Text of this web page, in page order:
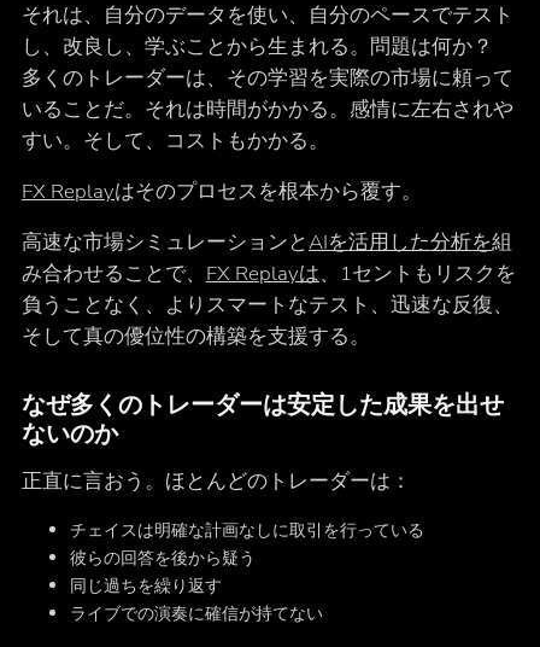
それは、自分のデータを使い、自分のペースでテスト
し、改良し、学ぶことから生まれる。問題は何か？
多くのトレーダーは、その学習を実際の市場に頼って
いることだ。それは時間がかかる。感情に左右されや
すい。そして、コストもかかる。
FX Replayはそのプロセスを根本から覆す。
高速な市場シミュレーションとAIを活用した分析を組
み合わせることで、 FX Replayは、1セントもリスクを
負うことなく、よりスマートなテスト、迅速な反復、
そして真の優位性の構築を支援する。
なぜ多くのトレーダーは安定した成果を出せ
ないのか
正直に言おう。ほとんどのトレーダーは：
チェイスは明確な計画なしに取引を行っている
彼らの回答を後から疑う
同じ過ちを繰り返す
ライブでの演奏に確信が持てない